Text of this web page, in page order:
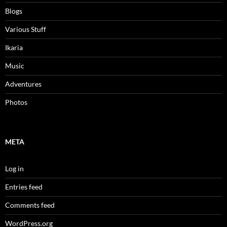
Βlogs
Various Stuff
Ikaria
Music
Adventures
Photos
META
Log in
Entries feed
Comments feed
WordPress.org